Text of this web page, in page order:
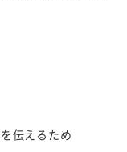
伝えるため